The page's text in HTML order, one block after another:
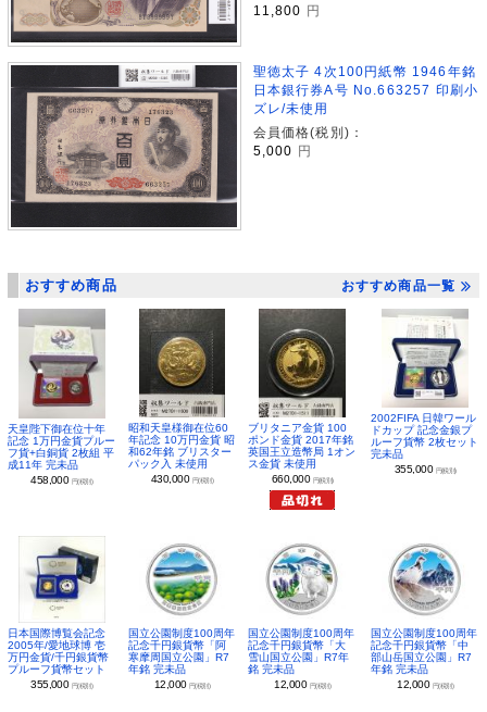
11,800 円
聖徳太子 4次100円紙幣 1946年銘
日本銀行券A号 No.663257 印刷小
ズレ/未使用
会員価格(税別)：
5,000 円
おすすめ商品 おすすめ商品一覧
天皇陛下御在位十年
記念 1万円金貨プルー
フ貨+白銅貨 2枚組 平
成11年 完未品
458,000 円(税別)
昭和天皇様御在位60
年記念 10万円金貨 昭
和62年銘 ブリスター
パック入 未使用
430,000 円(税別)
ブリタニア金貨 100
ポンド金貨 2017年銘
英国王立造幣局 1オン
ス金貨 未使用
660,000 円(税別)
2002FIFA 日韓ワール
ドカップ 記念金銀プ
ルーフ貨幣 2枚セット
完未品
355,000 円(税別)
日本国際博覧会記念
2005年/愛地球博 壱
万円金貨/千円銀貨幣
プルーフ貨幣セット
355,000 円(税別)
国立公園制度100周年
記念千円銀貨幣「阿
寒摩周国立公園」R7
年銘 完未品
12,000 円(税別)
国立公園制度100周年
記念千円銀貨幣「大
雪山国立公園」R7年
銘 完未品
12,000 円(税別)
国立公園制度100周年
記念千円銀貨幣「中
部山岳国立公園」R7
年銘 完未品
12,000 円(税別)